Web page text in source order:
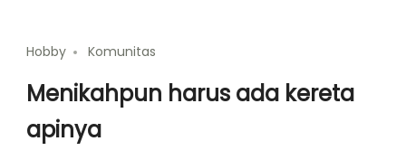
Hobby Komunitas
Menikahpun harus ada kereta
apinya